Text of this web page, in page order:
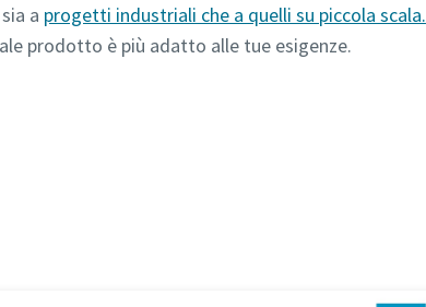
a progetti industriali che a quelli su piccola scala.
prodotto è più adatto alle tue esigenze.